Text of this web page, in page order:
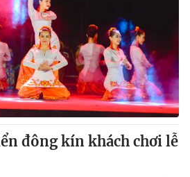
đông kín khách chơi lễ